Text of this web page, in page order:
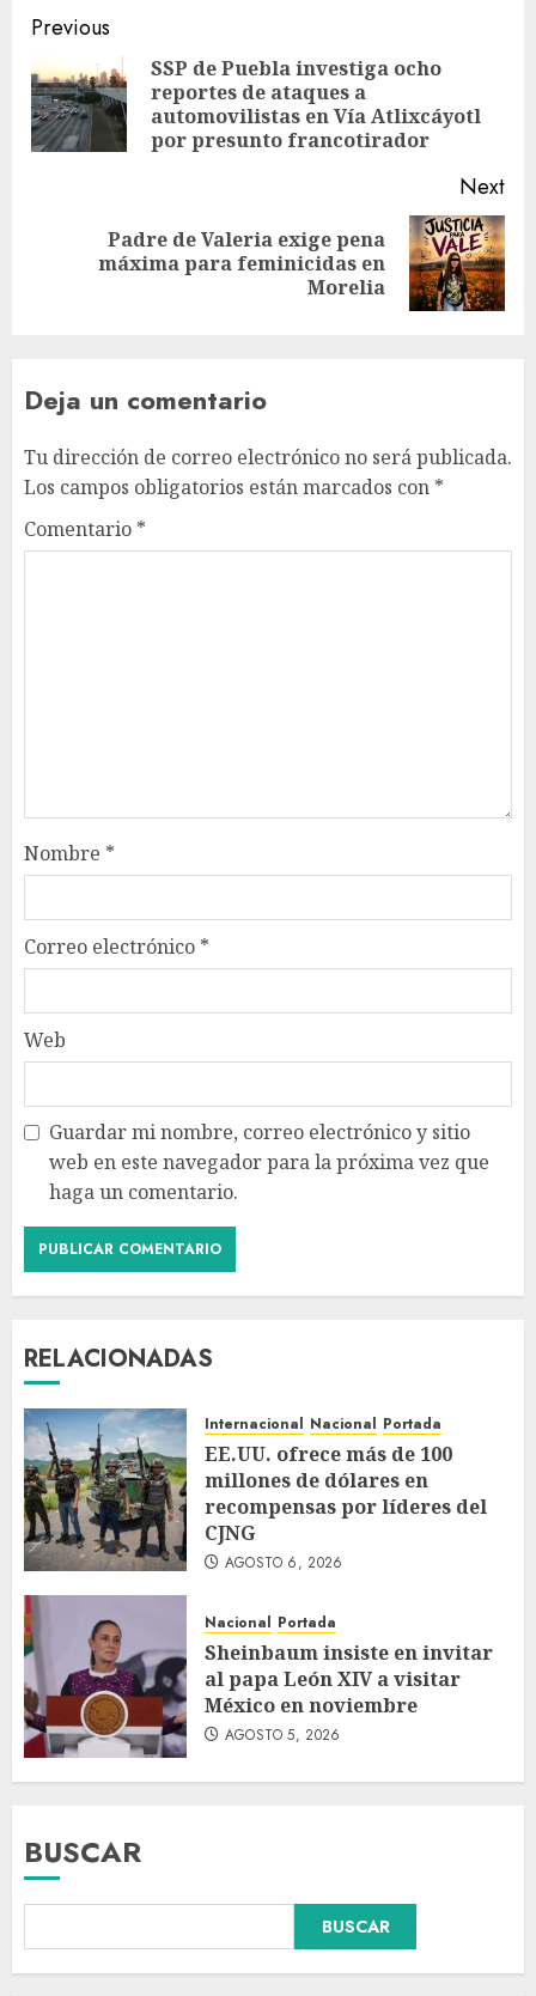
Previous
SSP de Puebla investiga ocho
reportes de ataques a
automovilistas en Vía Atlixcáyotl
por presunto francotirador
Next
Padre de Valeria exige pena
máxima para feminicidas en
Morelia
Deja un comentario
Tu dirección de correo electrónico no será publicada.
Los campos obligatorios están marcados con *
Comentario *
Nombre *
Correo electrónico *
Web
Guardar mi nombre, correo electrónico y sitio
web en este navegador para la próxima vez que
haga un comentario.
RELACIONADAS
Internacional Nacional Portada
EE.UU. ofrece más de 100
millones de dólares en
recompensas por líderes del
CJNG
AGOSTO 6, 2026
Nacional Portada
Sheinbaum insiste en invitar
al papa León XIV a visitar
México en noviembre
AGOSTO 5, 2026
BUSCAR
BUSCAR
Falla en sistema Booster de El
Carrizo deja sin agua a 147